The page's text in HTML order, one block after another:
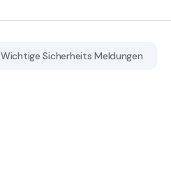
Wichtige Sicherheits Meldungen